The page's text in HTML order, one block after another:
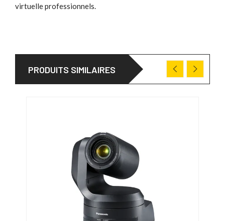
virtuelle professionnels.
PRODUITS SIMILAIRES